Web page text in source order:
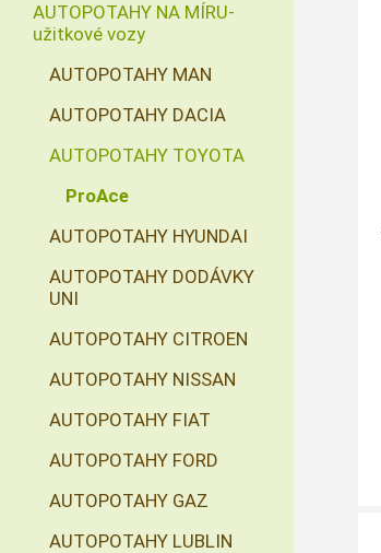
AUTOPOTAHY NA MÍRU-
užitkové vozy
AUTOPOTAHY MAN
AUTOPOTAHY DACIA
AUTOPOTAHY TOYOTA
ProAce
AUTOPOTAHY HYUNDAI
AUTOPOTAHY DODÁVKY
UNI
AUTOPOTAHY CITROEN
AUTOPOTAHY NISSAN
AUTOPOTAHY FIAT
AUTOPOTAHY FORD
AUTOPOTAHY GAZ
AUTOPOTAHY LUBLIN